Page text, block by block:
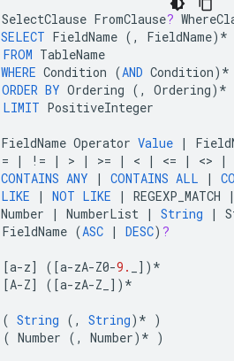
SelectClause FromClause?
SELECT FieldName (, FieldName) *
FROM TableName
WHERE Condition (AND Condition) *
ORDER BY Ordering (, Ordering) *
LIMIT PositiveInteger
FieldName Operator Value |
= | != | > | >= | < | <= | <>
|
CONTAINS ANY | CONTAINS ALL |
LIKE
| NOT LIKE | REGEXP_MATCH
Number | NumberList | String |
FieldName (ASC | DESC) ?
[a-z] ( [a-zA-Z0-9. ] ) *
[A-Z] ( [a-zA-Z_ ] ) *
( String (, String) * )
( Number (, Number) * )